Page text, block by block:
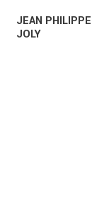
JEAN PHILIPPE
JOLY